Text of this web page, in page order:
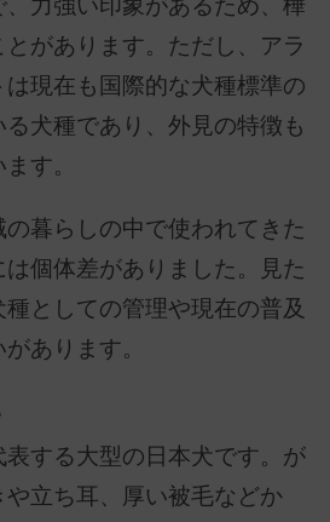
力強い印象があるため、樺
があります。ただし、アラ
現在も国際的な犬種標準の
犬種であり、外見の特徴も
す。
暮らしの中で使われてきた
個体差がありました。見た
としての管理や現在の普及
あります。
する大型の日本犬です。が
や立ち耳、厚い被毛などか